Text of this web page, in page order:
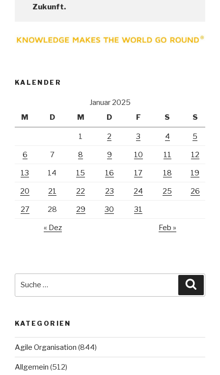
Zukunft.
KALENDER
Januar 2025
M
D M D F S S
1 2 3 4 5
6 7 8 9 10 11 12
13 14 15 16 17 18 19
20 21 22 23 24 25 26
27 28 29 30 31
« Dez Feb »
KATEGORIEN
Agile Organisation (844)
Allgemein (512)